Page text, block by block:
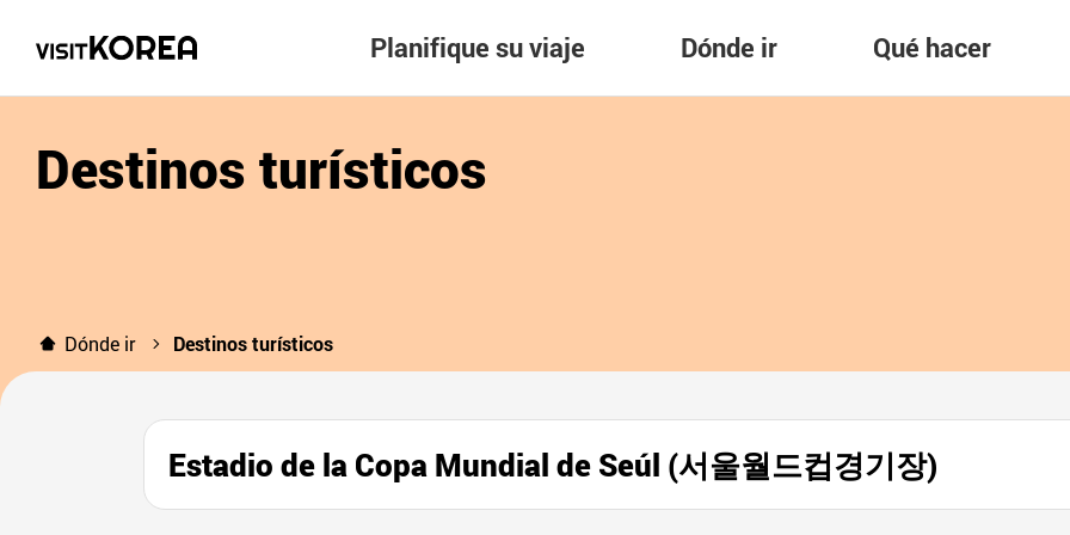
Planifique su viaje Dónde ir Qué hacer
Destinos turísticos
Dónde ir Destinos turísticos
Estadio de la Copa Mundial de Seúl (서울월드컵경기장)